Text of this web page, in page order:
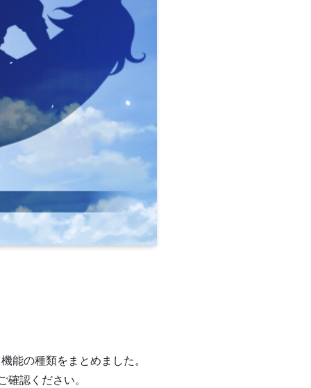
能の種類をまとめました。
確認ください。